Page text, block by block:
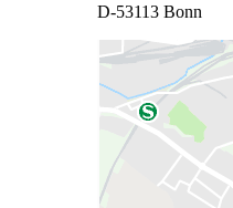
D-53113 Bonn